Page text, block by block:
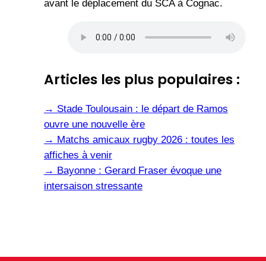
avant le déplacement du SCA à Cognac.
Articles les plus populaires :
→ Stade Toulousain : le départ de Ramos
ouvre une nouvelle ère
→ Matchs amicaux rugby 2026 : toutes les
affiches à venir
→ Bayonne : Gerard Fraser évoque une
intersaison stressante